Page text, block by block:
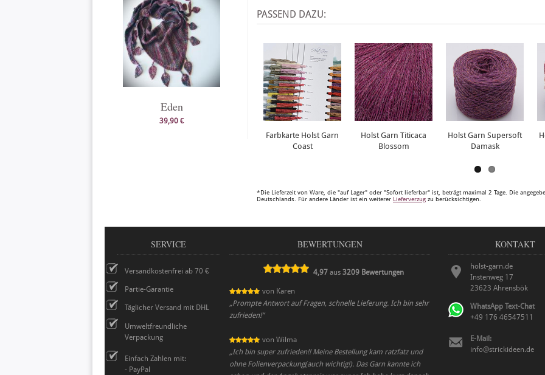
Eden
39,90 €
PASSEND DAZU:
Farbkarte Holst Garn
Coast
Holst Garn Titicaca
Blossom
Holst Garn Supersoft
Damask
*Die Lieferzeit von Ware, die "auf Lager" oder "Sofort lieferbar" ist, beträgt maximal 2 Tage. Die
Deutschlands. Für andere Länder ist ein weiterer Lieferverzug zu berücksichtigen.
SERVICE
Versandkostenfrei ab 70 €
Partie-Garantie
Täglicher Versand mit DHL
Umweltfreundliche
Verpackung
Einfach Zahlen mit:
- PayPal
BEWERTUNGEN
4,97 aus3209 Bewertungen
von Karen
„Prompte Antwort auf Fragen, schnelle Lieferung. Ich bin sehr
zufrieden!”
von Wilma
„Ich bin super zufrieden!! Meine Bestellung kam ratzfatz und
ohne Folienverpackung(auch wichtig!). Das Garn kannte ich
KONTAKT
holst-garn.de
Instenweg 17
23623 Ahrensbök
WhatsApp Text-Chat
+49 176 46547511
E-Mail:
info@strickideen.de